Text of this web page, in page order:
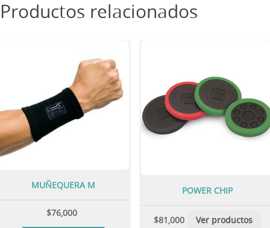
Productos relacionados
MUÑEQUERA M
$76,000
POWER CHIP
$81,000 Ver productos